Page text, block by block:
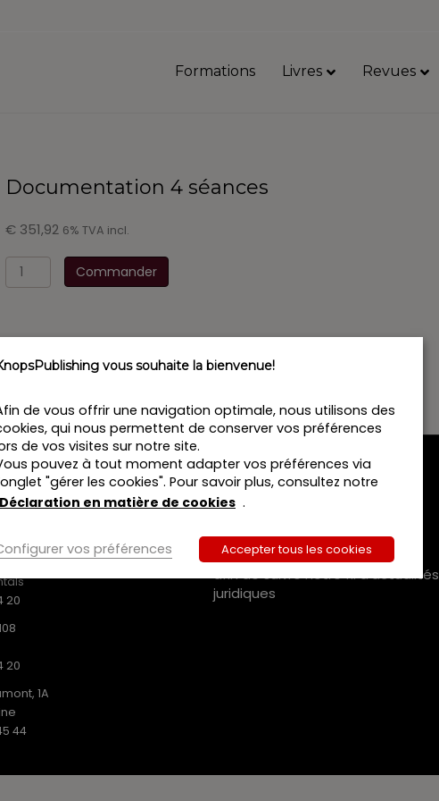
Formations Livres Revues
Documentation 4 séances
€ 351,92 6% TVA incl.
quantité
de
séances
Commander
SRL
22
20
20
1A
44
MEDIAS SOCIAUX
Suivez-nous sur :
afin de suivre notre fil d’actualités
juridiques
vous souhaite la bienvenue!
de vous offrir une navigation optimale, nous utilisons des
qui nous permettent de conserver vos préférences
de vos visites sur notre site.
pouvez à tout moment adapter vos préférences via
"gérer les cookies". Pour savoir plus, consultez notre
Déclaration en matière de cookies .
vos préférences Accepter tous les cookies